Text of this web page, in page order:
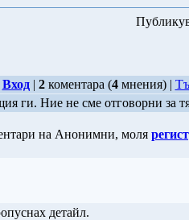
Вход| 2коментара (4мнения) |
ги. Ние не сме отговорни за
на Анонимни, моля
детайл.